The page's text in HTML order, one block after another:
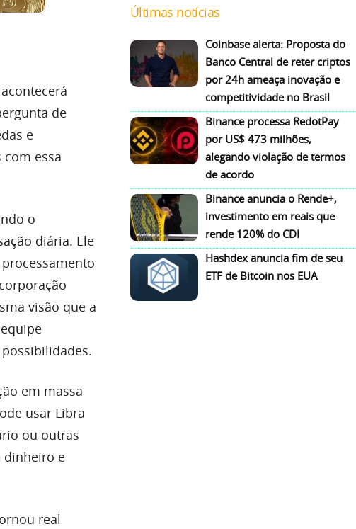
de
e
essa
o
diária. Ele
visão que a
em massa
usar Libra
ou outras
dinheiro e
real
Últimas notícias
Coinbase alerta: Proposta do
Banco Central de reter criptos
por 24h ameaça inovação e
competitividade no Brasil
Binance processa RedotPay
por US$ 473 milhões,
alegando violação de termos
de acordo
Binance anuncia o Rende+,
investimento em reais que
rende 120% do CDI
Hashdex anuncia fim de seu
ETF de Bitcoin nos EUA